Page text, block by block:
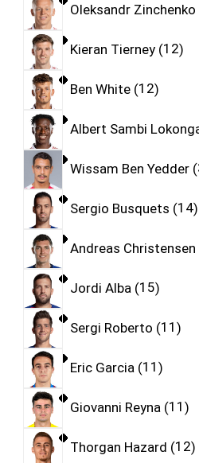
Oleksandr Zinchenko
Kieran Tierney 12
Ben White 12
Albert Sambi
Wissam Ben Yedder
Sergio Busquets 14
Andreas Christensen
Jordi Alba 15
Sergi Roberto 11
Eric Garcia 11
Giovanni Reyna 11
Thorgan Hazard 12